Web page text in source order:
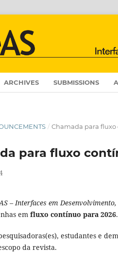
ARCHIVES SUBMISSIONS
/ Chamada para
para fluxo
– Interfaces em
em fluxo contínuo para 2026.
estudantes e
da revista.